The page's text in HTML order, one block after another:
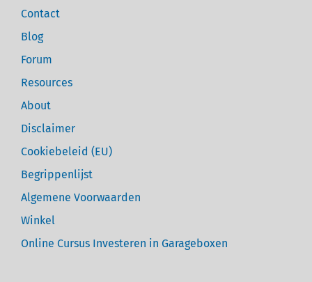
Contact
Blog
Forum
Resources
About
Disclaimer
Cookiebeleid (EU)
Begrippenlijst
Algemene Voorwaarden
Winkel
Online Cursus Investeren in Garageboxen